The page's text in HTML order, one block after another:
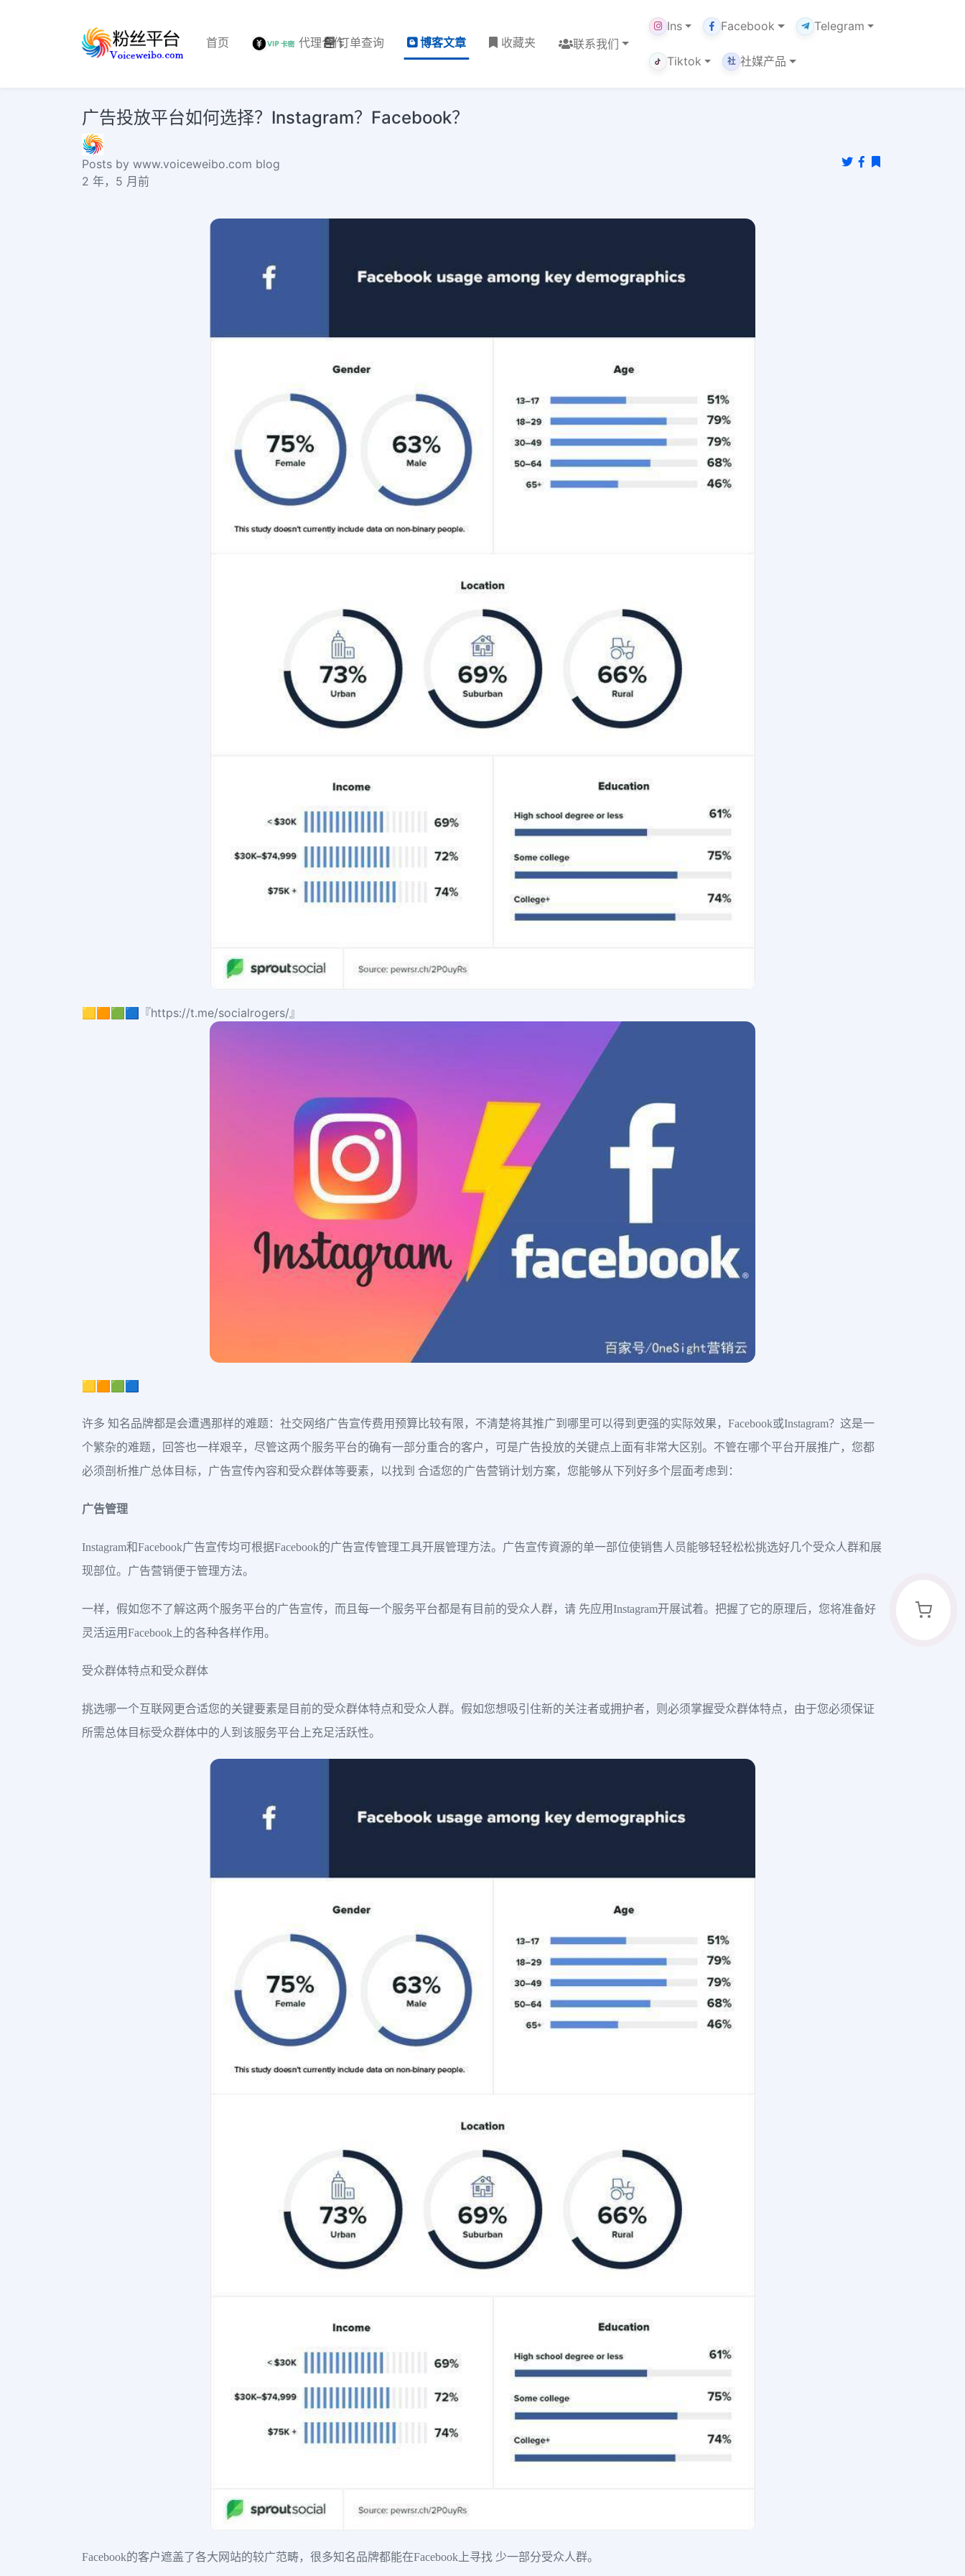
首页 代理合作订单查询 博客文章 收藏夹 联系我们
Ins Facebook Telegram
Tiktok 社 社媒产品
广告投放平台如何选择？Instagram？Facebook？
Posts by www.voiceweibo.com blog
2 年，5 月前
🟨🟧🟩🟦『https://t.me/socialrogers/』
🟨🟧🟩🟦
许多 知名品牌都是会遭遇那样的难题：社交网络广告宣传费用预算比较有限，不清楚将其推广到哪里可以得到更强的实际效果，Facebook或Instagram？这是一
个繁杂的难题，回答也一样艰辛，尽管这两个服务平台的确有一部分重合的客户，可是广告投放的关键点上面有非常大区别。不管在哪个平台开展推广，您都
必须剖析推广总体目标，广告宣传內容和受众群体等要素，以找到 合适您的广告营销计划方案，您能够从下列好多个层面考虑到：
广告管理
Instagram和Facebook广告宣传均可根据Facebook的广告宣传管理工具开展管理方法。广告宣传資源的单一部位使销售人员能够轻轻松松挑选好几个受众人群和展
现部位。广告营销便于管理方法。
一样，假如您不了解这两个服务平台的广告宣传，而且每一个服务平台都是有目前的受众人群，请 先应用Instagram开展试着。把握了它的原理后，您将准备好
灵活运用Facebook上的各种各样作用。
受众群体特点和受众群体
挑选哪一个互联网更合适您的关键要素是目前的受众群体特点和受众人群。假如您想吸引住新的关注者或拥护者，则必须掌握受众群体特点，由于您必须保证
所需总体目标受众群体中的人到该服务平台上充足活跃性。
Facebook的客户遮盖了各大网站的较广范畴，很多知名品牌都能在Facebook上寻找 少一部分受众人群。